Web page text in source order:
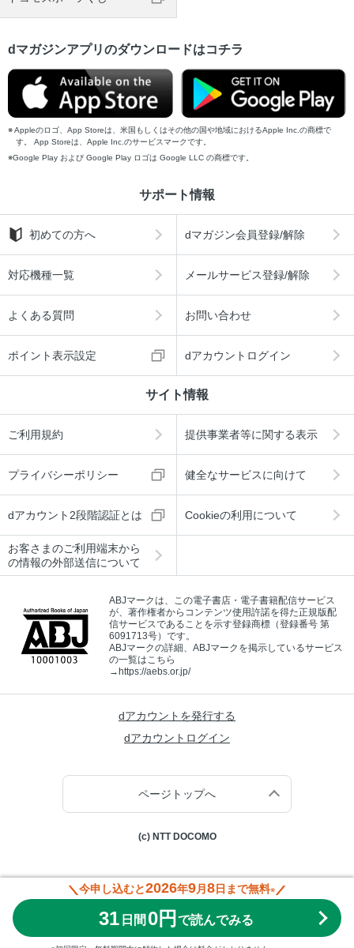
dマガジンアプリのダウンロードはコチラ
Appleのロゴ、App Storeは、米国もしくはその他の国や地域におけるApple Inc.の商標で
す。 App Storeは、Apple Inc.のサービスマークです。
Google Play および Google Play ロゴは Google LLC の商標です。
サポート情報
初めての方へ dマガジン会員登録/解除
対応機種一覧 メールサービス登録/解除
よくある質問 お問い合わせ
ポイント表示設定 dアカウントログイン
サイト情報
ご利用規約 提供事業者等に関する表示
プライバシーポリシー 健全なサービスに向けて
dアカウント2段階認証とは Cookieの利用について
お客さまのご利用端末から
の情報の外部送信について
ABJマークは、この電子書店・電子書籍配信サービス
が、著作権者からコンテンツ使用許諾を得た正規版配
信サービスであることを示す登録商標（登録番号 第
6091713号）です。
ABJマークの詳細、ABJマークを掲示しているサービス
の一覧はこちら
→https://aebs.or.jp/
dアカウントを発行する
dアカウントログイン
ページトップへ
(c) NTT DOCOMO
今申し込むと2026年9月 8日まで無料※
31 日間 0円 で読んでみる